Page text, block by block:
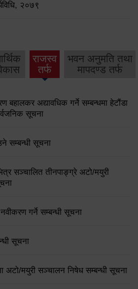
२०७९
राजस्व
तर्फ
भवन अनुमति तथा
मापदण्ड तर्फ
बहालकर अद्यावधिक गर्ने सम्बन्धमा हेटौंडा
सूचना
सम्बन्धी सूचना
सञ्चालित तीनपाङ्ग्रे अटो/मयुरी
नवीकरण गर्ने सम्बन्धी सूचना
सूचना
अटो/मयुरी सञ्चालन निषेध सम्बन्धी सूचना